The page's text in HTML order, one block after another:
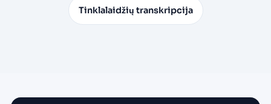
Tinklalaidžių transkripcija